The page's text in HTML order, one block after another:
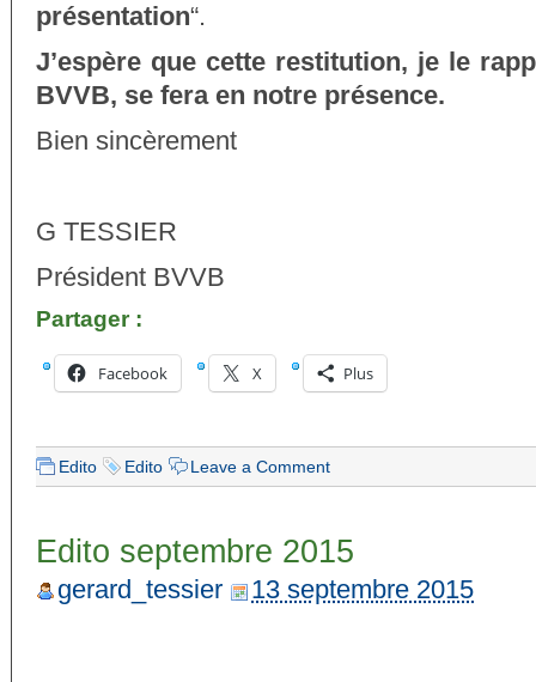
présentation“.
J’espère que cette restitution, je le
BVVB, se fera en notre présence.
Bien sincèrement
G TESSIER
Président BVVB
Partager :
Facebook X Plus
Edito Edito Leave a Comment
Edito septembre 2015
gerard_tessier 13 septembre 2015